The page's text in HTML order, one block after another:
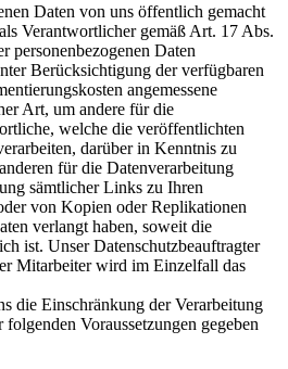
Daten von uns öffentlich gemacht
Verantwortlicher gemäß Art. 17 Abs.
personenbezogenen Daten
Berücksichtigung der verfügbaren
angemessene
Art, um andere für die
welche die veröffentlichten
darüber in Kenntnis zu
für die Datenverarbeitung
sämtlicher Links zu Ihren
von Kopien oder Replikationen
verlangt haben, soweit die
ist. Unser Datenschutzbeauftragter
Mitarbeiter wird im Einzelfall das
die Einschränkung der Verarbeitung
Voraussetzungen gegeben